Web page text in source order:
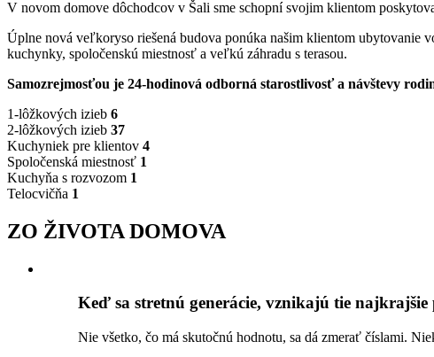
V novom domove dôchodcov v Šali sme schopní svojim klientom
Úplne nová veľkoryso riešená budova ponúka našim klientom ubytovanie
kuchynky, spoločenskú miestnosť a veľkú záhradu s terasou.
Samozrejmosťou je 24-hodinová odborná starostlivosť a návštevy
1-lôžkových izieb 6
2-lôžkových izieb 37
Kuchyniek pre klientov 4
Spoločenská miestnosť 1
Kuchyňa s rozvozom 1
Telocvičňa 1
ZO ŽIVOTA DOMOVA
Keď sa stretnú generácie, vznikajú tie najkrajšie
Nie všetko, čo má skutočnú hodnotu, sa dá zmerať číslami.